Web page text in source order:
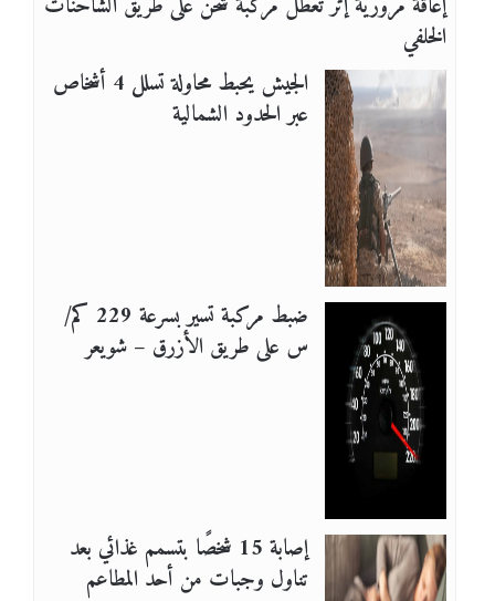
الخلفي
الجيش يحبط محاولة تسلل 4 أشخاص
عبر الحدود الشمالية
ضبط مركبة تسير بسرعة 229 كم/
س على طريق الأزرق – شويعر
إصابة 15 شخصًا بتسمم غذائي بعد
تناول وجبات من أحد المطاعم